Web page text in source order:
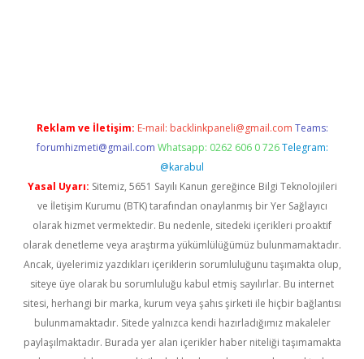
Reklam ve İletişim: E-mail: backlinkpaneli@gmail.com Teams:
forumhizmeti@gmail.com Whatsapp: 0262 606 0 726 Telegram:
@karabul
Yasal Uyarı: Sitemiz, 5651 Sayılı Kanun gereğince Bilgi Teknolojileri
ve İletişim Kurumu (BTK) tarafından onaylanmış bir Yer Sağlayıcı
olarak hizmet vermektedir. Bu nedenle, sitedeki içerikleri proaktif
olarak denetleme veya araştırma yükümlülüğümüz bulunmamaktadır.
Ancak, üyelerimiz yazdıkları içeriklerin sorumluluğunu taşımakta olup,
siteye üye olarak bu sorumluluğu kabul etmiş sayılırlar. Bu internet
sitesi, herhangi bir marka, kurum veya şahıs şirketi ile hiçbir bağlantısı
bulunmamaktadır. Sitede yalnızca kendi hazırladığımız makaleler
paylaşılmaktadır. Burada yer alan içerikler haber niteliği taşımamakta